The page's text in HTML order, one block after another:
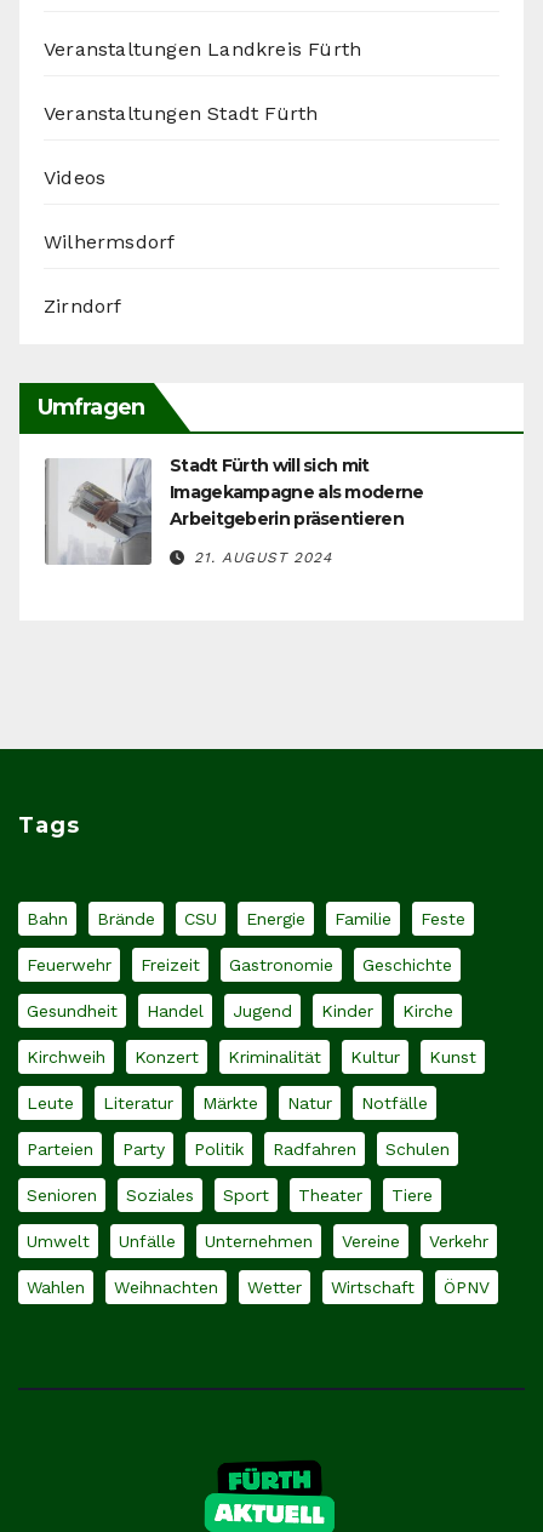
Veranstaltungen Landkreis Fürth
Veranstaltungen Stadt Fürth
Videos
Wilhermsdorf
Zirndorf
Umfragen
Stadt Fürth will sich mit
Imagekampagne als moderne
Arbeitgeberin präsentieren
21. AUGUST 2024
Tags
Bahn Brände CSU Energie Familie Feste
Feuerwehr Freizeit Gastronomie Geschichte
Gesundheit Handel Jugend Kinder Kirche
Kirchweih Konzert Kriminalität Kultur Kunst
Leute Literatur Märkte Natur Notfälle
Parteien Party Politik Radfahren Schulen
Senioren Soziales Sport Theater Tiere
Umwelt Unfälle Unternehmen Vereine Verkehr
Wahlen Weihnachten Wetter Wirtschaft ÖPNV